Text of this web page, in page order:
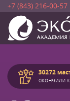
+7 (843) 216-00-57
30272
окончили